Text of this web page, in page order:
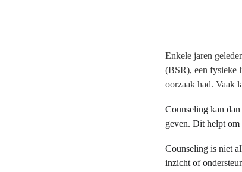
Enkele jaren
(BSR), een fysieke
oorzaak had. Vaak
Counseling kan dan
geven. Dit helpt
Counseling is niet
inzicht of